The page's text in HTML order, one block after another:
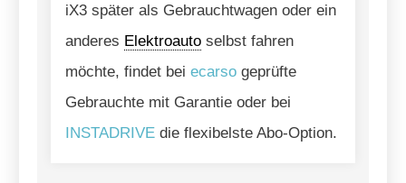
iX3 später als Gebrauchtwagen oder ein
anderes Elektroauto selbst fahren
möchte, findet bei ecarso geprüfte
Gebrauchte mit Garantie oder bei
INSTADRIVE die flexibelste Abo-Option.